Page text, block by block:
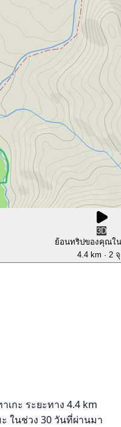
3D
ย้อนทริปของคุณใ
4.4 km · 2
เกะ ระยะทาง 4.4 km
ในช่วง 30 วันที่ผ่านมา